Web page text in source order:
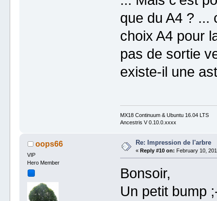
que du A4 ? ...
choix A4 pour
pas de sortie
existe-il une
MX18 Continuum & Ubuntu 16.04 LTS
Ancestris V 0.10.0.xxxx
oops66
VIP
Hero Member
Re: Impression de l'arbre
«Reply #10 on: February 10,
Bonsoir,
Un petit bump